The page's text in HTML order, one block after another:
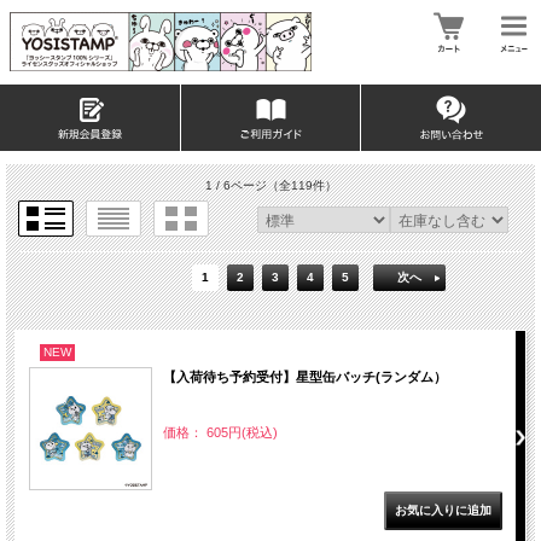
1 / 6ページ（全119件）
1 2 3 4 5 次へ
NEW
【入荷待ち予約受付】星型缶バッチ(ランダム）
価格： 605円(税込)